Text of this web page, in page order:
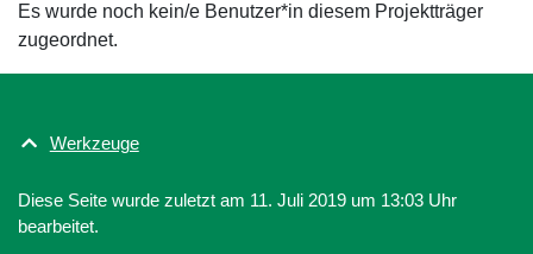
Es wurde noch kein/e Benutzer*in diesem Projektträger
zugeordnet.
Werkzeuge
Diese Seite wurde zuletzt am 11. Juli 2019 um 13:03 Uhr
bearbeitet.